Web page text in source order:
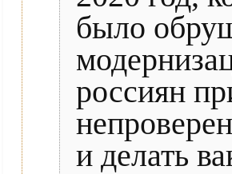
было
россиян
и делать